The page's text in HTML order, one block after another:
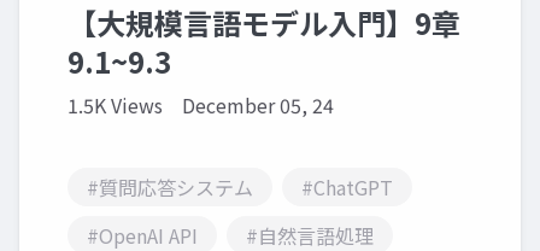
【大規模言語モデル入門】9章
9.1~9.3
1.5K Views December 05, 24
#質問応答システム
#ChatGPT
#OpenAI API
#自然言語処理